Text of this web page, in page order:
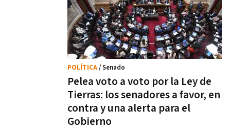
Pelea voto a voto por la Ley de
Tierras: los senadores a favor, en
contra y una alerta para el
Gobierno
POLÍTICA/ Senado